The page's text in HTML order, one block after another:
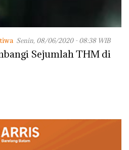
Senin, 08/06/2020 - 08:38 WIB
Sejumlah THM di